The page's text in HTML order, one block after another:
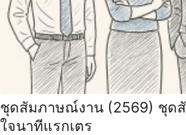
ชุดสัมภาษณ์งาน (2569) ชุด
ใจนาทีแรกเตร